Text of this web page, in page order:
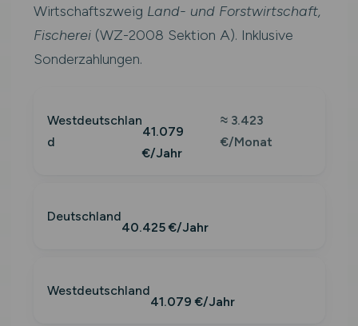
Wirtschaftszweig Land- und Forstwirtschaft,
Fischerei(WZ-2008 Sektion A). Inklusive
Sonderzahlungen.
Westdeutschlan
d
41.079
€/Jahr
≈ 3.423
€/Monat
Deutschland
40.425 €/Jahr
Westdeutschland
41.079 €/Jahr